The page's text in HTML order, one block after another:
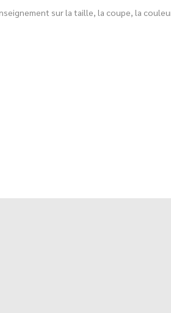
sur la taille, la coupe, la